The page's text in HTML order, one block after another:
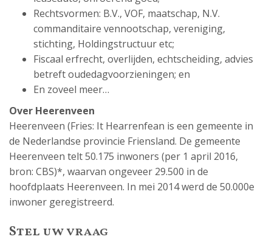
Rechtsvormen: B.V., VOF, maatschap, N.V.
commanditaire vennootschap, vereniging,
stichting, Holdingstructuur etc;
Fiscaal erfrecht, overlijden, echtscheiding, advies
betreft oudedagvoorzieningen; en
En zoveel meer…
Over Heerenveen
Heerenveen (Fries: It Hearrenfean is een gemeente in
de Nederlandse provincie Friensland. De gemeente
Heerenveen telt 50.175 inwoners (per 1 april 2016,
bron: CBS)*, waarvan ongeveer 29.500 in de
hoofdplaats Heerenveen. In mei 2014 werd de 50.000e
inwoner geregistreerd.
Stel uw vraag